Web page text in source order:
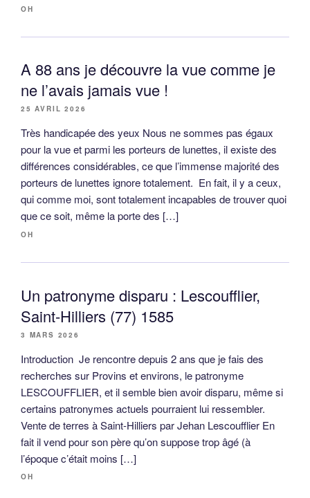
OH
A 88 ans je découvre la vue comme je
ne l’avais jamais vue !
25 AVRIL 2026
Très handicapée des yeux Nous ne sommes pas égaux
pour la vue et parmi les porteurs de lunettes, il existe des
différences considérables, ce que l’immense majorité des
porteurs de lunettes ignore totalement. En fait, il y a ceux,
qui comme moi, sont totalement incapables de trouver quoi
que ce soit, même la porte des […]
OH
Un patronyme disparu : Lescoufflier,
Saint-Hilliers (77) 1585
3 MARS 2026
Introduction Je rencontre depuis 2 ans que je fais des
recherches sur Provins et environs, le patronyme
LESCOUFFLIER, et il semble bien avoir disparu, même si
certains patronymes actuels pourraient lui ressembler.
Vente de terres à Saint-Hilliers par Jehan Lescoufflier En
fait il vend pour son père qu’on suppose trop âgé (à
l’époque c’était moins […]
OH